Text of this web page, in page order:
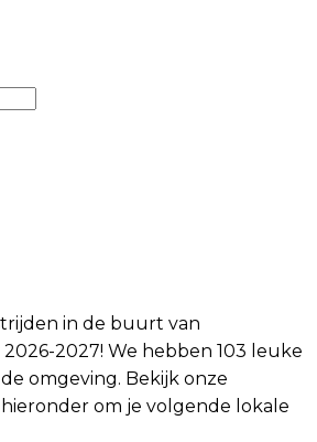
in de buurt van
2027! We hebben 103 leuke
omgeving. Bekijk onze
om je volgende lokale